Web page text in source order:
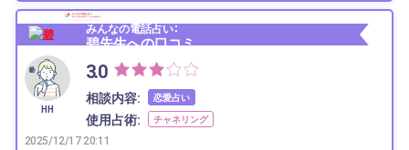
みんなの電話占い：
碧先生への口コミ
HH
3.0
相談内容: 恋愛占い
使用占術: チャネリング
2025/12/17 20:11